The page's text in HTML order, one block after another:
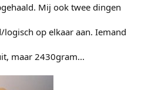
Mij ook twee dingen
op elkaar aan. Iemand
maar 2430gram...